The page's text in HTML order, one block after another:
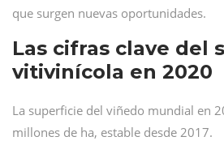
que surgen nuevas oportunidades.
Las cifras clave del
vitivinícola en 2020
La superficie del viñedo mundial en
millones de ha, estable desde 2017.